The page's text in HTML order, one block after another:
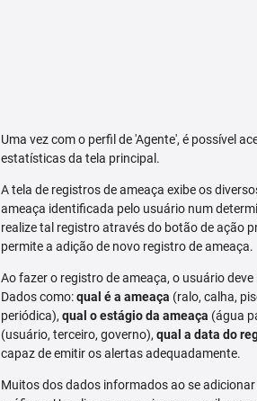
Uma vez com o perfil de 'Agente', é possível
estatísticas da tela principal.
A tela de registros de ameaça exibe os
ameaça identificada pelo usuário num
realize tal registro através do botão de ação
permite a adição de novo registro de ameaça.
Ao fazer o registro de ameaça, o usuário
Dados como:qual é a ameaça (ralo, calha,
periódica),qual o estágio da ameaça (água
(usuário, terceiro, governo),qual a data do
capaz de emitir os alertas adequadamente.
Muitos dos dados informados ao se